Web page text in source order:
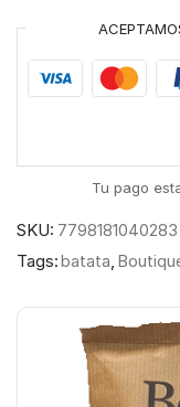
Tu pago
SKU: 7798181040283
Tags:batata,